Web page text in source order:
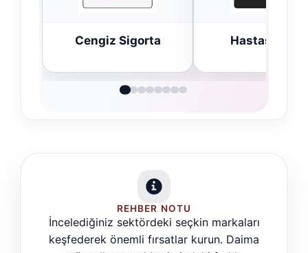
Cengiz Sigorta Hastaş Beton
REHBER NOTU
İncelediğiniz sektördeki seçkin markaları
keşfederek önemli fırsatlar kurun. Daima